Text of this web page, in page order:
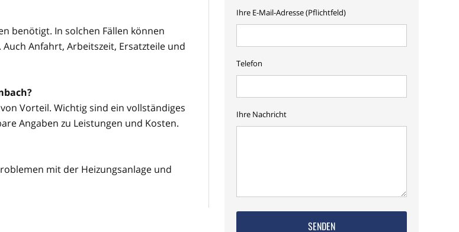
benötigt. In solchen Fällen können
Anfahrt, Arbeitszeit, Ersatzteile und
Vorteil. Wichtig sind ein vollständiges
Angaben zu Leistungen und Kosten.
mit der Heizungsanlage und
Ihre E-Mail-Adresse (Pflichtfeld)
Telefon
Ihre Nachricht